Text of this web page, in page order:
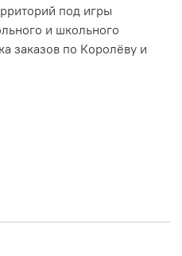
под игры
и школьного
заказов по Королёву и